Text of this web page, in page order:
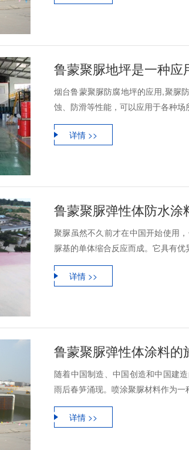
鲁蒙聚脲地坪是一种应
烟台鲁蒙聚脲防腐地坪的应用,聚脲
蚀、防滑等性能，可以应用于各种
详情 >>
鲁蒙聚脲弹性体防水涂
聚脲虽然不久前才在中国开始使用
脲基的单体缩合反应而成。它具有
详情 >>
随着中国制造、中国创造和中国建
雨后春笋涌现。喷涂聚脲材料作为
详情 >>